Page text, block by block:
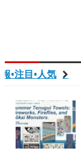
•注目•人気